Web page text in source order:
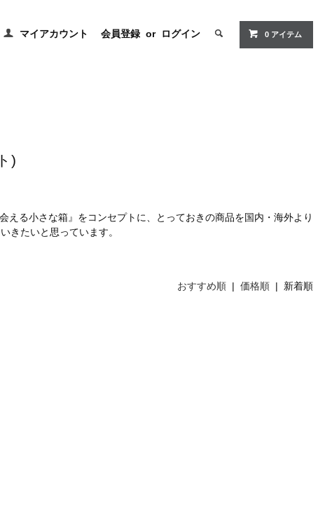
マイアカウント 会員登録 or ログイン 0 アイテム
)
る小さな箱』をコンセプトに、とっておきの商品を国内・海外より
きたいと思っています。
おすすめ順 |価格順 | 新着順